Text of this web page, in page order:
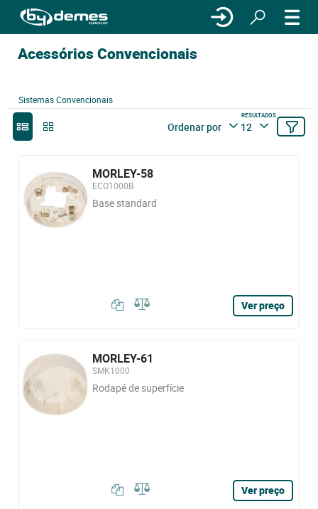
Acessórios Convencionais
Sistemas Convencionais
Ordenar por
RESULTADOS
12
MORLEY-58
ECO1000B
Base standard
Ver preço
MORLEY-61
SMK1000
Rodapé de superfície
Ver preço